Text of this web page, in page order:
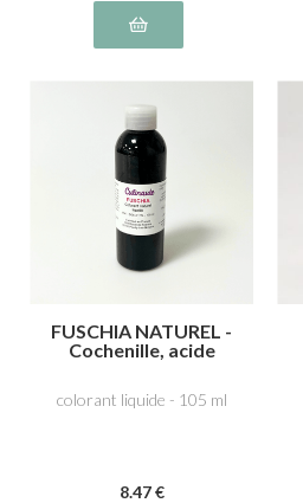
FUSCHIA NATUREL -
Cochenille, acide
colorant liquide - 105 ml
8.47 €